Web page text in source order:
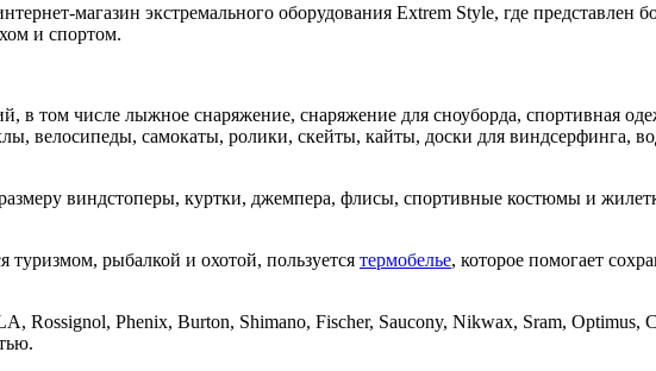
магазин экстремального оборудования Extrem Style, где представлен
и спортом.
в том числе лыжное снаряжение, снаряжение для сноуборда, спортивная
велосипеды, самокаты, ролики, скейты, кайты, доски для виндсерфинга,
виндстоперы, куртки, джемпера, флисы, спортивные костюмы и
рыбалкой и охотой, пользуется термобелье, которое помогает
Rossignol, Phenix, Burton, Shimano, Fischer, Saucony, Nikwax, Sram, Optimus,